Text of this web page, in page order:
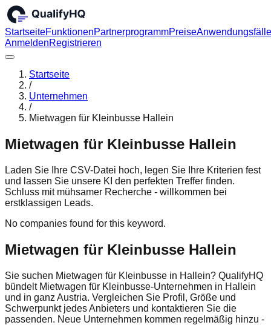
StartseiteFunktionenPartnerprogrammPreiseAnwendungsfälle
AnmeldenRegistrieren
Startseite
/
Unternehmen
/
Mietwagen für Kleinbusse Hallein
Mietwagen für Kleinbusse Hallein
Laden Sie Ihre CSV-Datei hoch, legen Sie Ihre Kriterien fest
und lassen Sie unsere KI den perfekten Treffer finden.
Schluss mit mühsamer Recherche - willkommen bei
erstklassigen Leads.
No companies found for this keyword.
Mietwagen für Kleinbusse Hallein
Sie suchen Mietwagen für Kleinbusse in Hallein? QualifyHQ
bündelt Mietwagen für Kleinbusse-Unternehmen in Hallein
und in ganz Austria. Vergleichen Sie Profil, Größe und
Schwerpunkt jedes Anbieters und kontaktieren Sie die
passenden. Neue Unternehmen kommen regelmäßig hinzu -